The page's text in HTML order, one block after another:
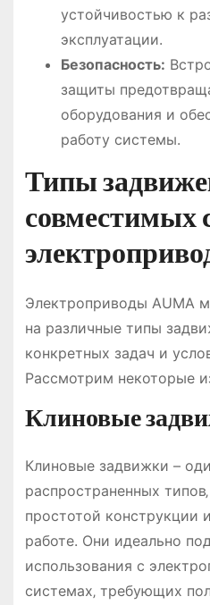
устойчивостью к
эксплуатации.
Безопасность:
защиты
оборудования и
работу системы.
Типы
совместимых
Электроприводы AUMA
на различные типы
конкретных задач и
Рассмотрим некоторые
Клиновые
Клиновые задвижки –
распространенных
простотой конструкции
работе. Они идеально
использования с
системах‚ требующих